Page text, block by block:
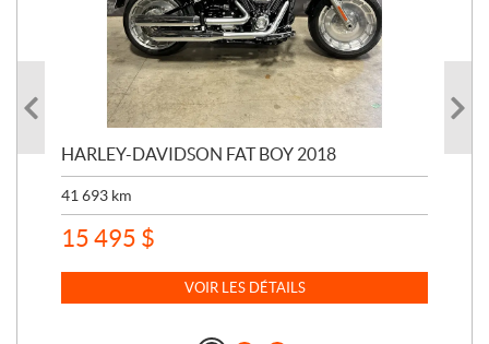
HARLEY-DAVIDSON FAT BOY 2018
41 693 km
15 495 $
VOIR LES DÉTAILS